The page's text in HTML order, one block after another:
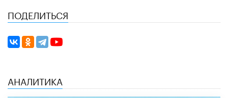
ПОДЕЛИТЬСЯ
АНАЛИТИКА